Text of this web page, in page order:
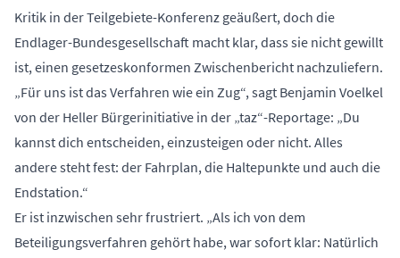
Kritik in der Teilgebiete-Konferenz geäußert, doch die
Endlager-Bundesgesellschaft macht klar, dass sie nicht gewillt
ist, einen gesetzeskonformen Zwischenbericht nachzuliefern.
„Für uns ist das Verfahren wie ein Zug“, sagt Benjamin Voelkel
von der Heller Bürgerinitiative in der „taz“-Reportage: „Du
kannst dich entscheiden, einzusteigen oder nicht. Alles
andere steht fest: der Fahrplan, die Haltepunkte und auch die
Endstation.“
Er ist inzwischen sehr frustriert. „Als ich von dem
Beteiligungsverfahren gehört habe, war sofort klar: Natürlich